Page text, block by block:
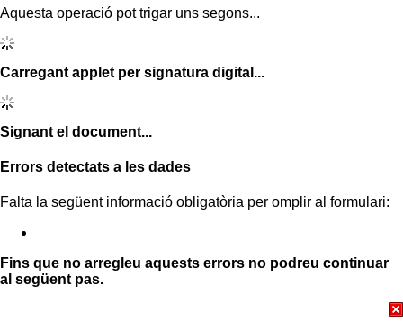
Aquesta operació pot trigar uns segons...
Carregant applet per signatura digital...
Signant el document...
Errors detectats a les dades
Falta la següent informació obligatòria per omplir al formulari:
Fins que no arregleu aquests errors no podreu continuar
al següent pas.